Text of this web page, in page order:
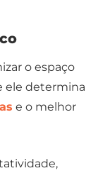
o espaço
ele determina
e o melhor